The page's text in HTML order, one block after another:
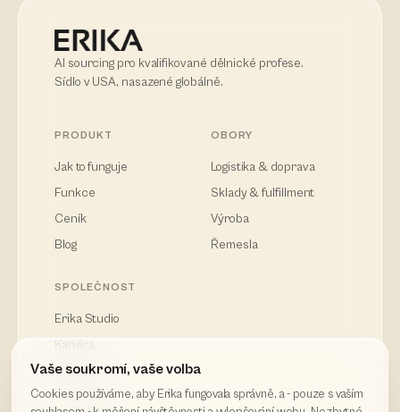
AI sourcing pro kvalifikované dělnické profese.
Sídlo v USA, nasazené globálně.
PRODUKT
Jak to funguje
Funkce
Ceník
Blog
OBORY
Logistika & doprava
Sklady & fulfillment
Výroba
Řemesla
SPOLEČNOST
Erika Studio
Kariéra
Kontakt
Soukromí
Vaše soukromí, vaše volba
Cookies používáme, aby Erika fungovala správně, a - pouze s vaším